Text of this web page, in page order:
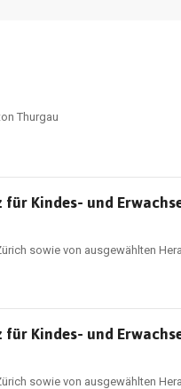
Thurgau
Kindes- und
sowie von ausgewählten
Kindes- und
sowie von ausgewählten